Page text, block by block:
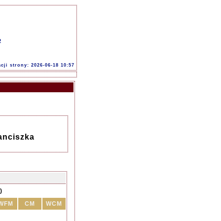
strony: 2026-06-18 10:57
CM
WCM